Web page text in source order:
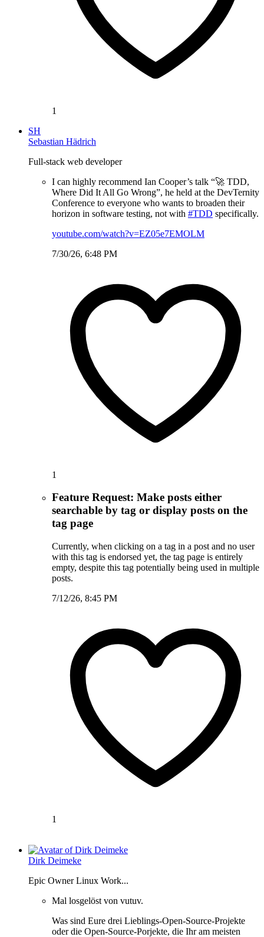
1
SH
Sebastian Hädrich
Full-stack web developer
I can highly recommend Ian Cooper’s talk “🚀 TDD,
Where Did It All Go Wrong”, he held at the DevTernity
Conference to everyone who wants to broaden their
horizon in software testing, not with #TDD specifically.
youtube.com/watch?v=EZ05e7EMOLM
7/30/26, 6:48 PM
1
Feature Request: Make posts either
searchable by tag or display posts on the
tag page
Currently, when clicking on a tag in a post and no user
with this tag is endorsed yet, the tag page is entirely
empty, despite this tag potentially being used in multiple
posts.
7/12/26, 8:45 PM
1
Dirk Deimeke
Epic Owner Linux Work...
Mal losgelöst von vutuv.
Was sind Eure drei Lieblings-Open-Source-Projekte
oder die Open-Source-Porjekte, die Ihr am meisten